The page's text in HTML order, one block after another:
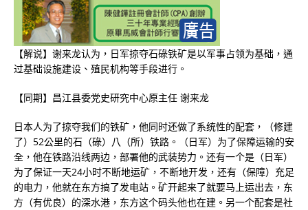
【解说】谢来龙认为，日军掠夺石碌铁矿是以军事占领为基础，通
过基础设施建设、殖民机构等手段进行。
【同期】昌江县委党史研究中心原主任 谢来龙
日本人为了掠夺我们的铁矿，他同时还做了系统性的配套，（修建
了）52公里的石（碌）八（所）铁路。（日军）为了保障运输的安
全，他在铁路沿线两边，部署他的武装势力。还有一个是（日军）
为了保证一天24小时不断地运矿，不断地开发，还有（保障）充足
的电力，他就在东方搞了发电站。矿开起来了就要马上运出去，东
方（有优良）的深水港，东方这个码头他也在建。另一个配套是社